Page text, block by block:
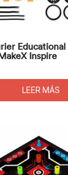
Inspire
LEER MÁS